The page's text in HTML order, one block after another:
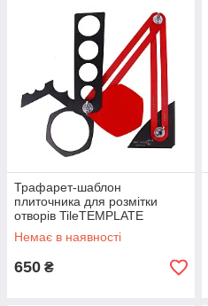
Трафарет-шаблон
плиточника для розмітки
отворів TileTEMPLATE
Немає в наявності
650 ₴